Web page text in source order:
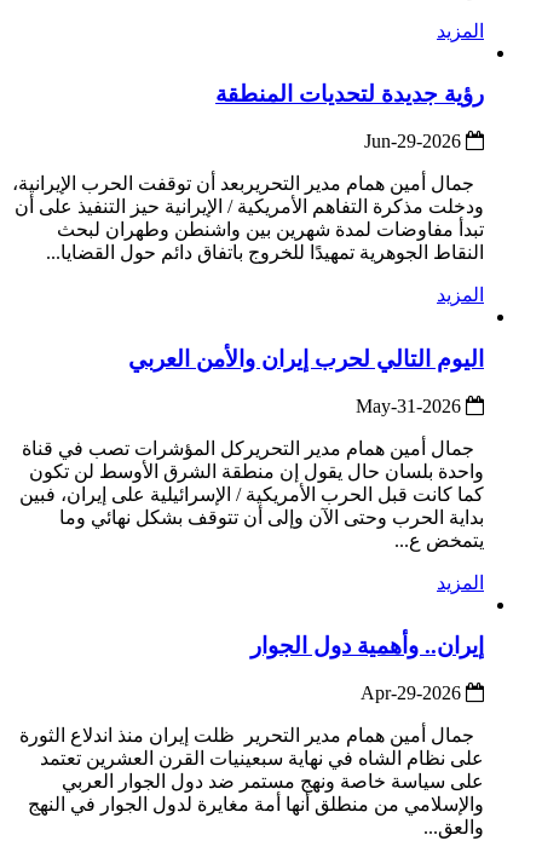
المزيد
رؤية جديدة لتحديات المنطقة
جمال أمين همام مدير التحريربعد أن توقفت الحرب الإيرانية،
ودخلت مذكرة التفاهم الأمريكية / الإيرانية حيز التنفيذ على أن
تبدأ مفاوضات لمدة شهرين بين واشنطن وطهران لبحث
النقاط الجوهرية تمهيدًا للخروج باتفاق دائم حول القضايا...
المزيد
اليوم التالي لحرب إيران والأمن العربي
جمال أمين همام مدير التحريركل المؤشرات تصب في قناة
واحدة بلسان حال يقول إن منطقة الشرق الأوسط لن تكون
كما كانت قبل الحرب الأمريكية / الإسرائيلية على إيران، فبين
بداية الحرب وحتى الآن وإلى أن تتوقف بشكل نهائي وما
يتمخض ع...
المزيد
إيران.. وأهمية دول الجوار
جمال أمين همام مدير التحرير ظلت إيران منذ اندلاع الثورة
على نظام الشاه في نهاية سبعينيات القرن العشرين تعتمد
على سياسة خاصة ونهج مستمر ضد دول الجوار العربي
والإسلامي من منطلق أنها أمة مغايرة لدول الجوار في النهج
والعق...